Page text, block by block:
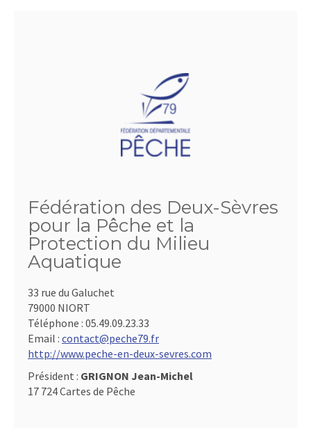
Fédération des Deux-Sèvres
pour la Pêche et la
Protection du Milieu
Aquatique
33 rue du Galuchet
79000 NIORT
Téléphone : 05.49.09.23.33
Email : contact@peche79.fr
http://www.peche-en-deux-sevres.com
Président : GRIGNON Jean-Michel
17 724 Cartes de Pêche